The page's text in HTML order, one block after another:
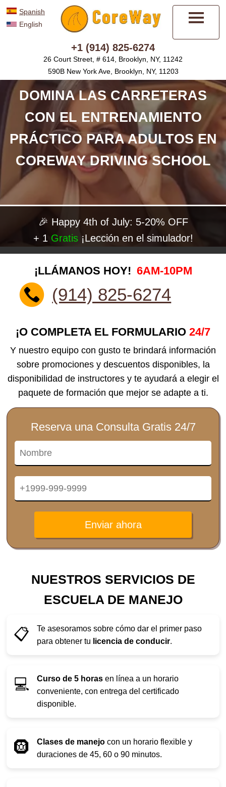
Spanish
English
+1 (914) 825-6274
26 Court Street, # 614, Brooklyn, NY, 11242
590B New York Ave, Brooklyn, NY, 11203
DOMINA LAS CARRETERAS
CON EL ENTRENAMIENTO
PRÁCTICO PARA ADULTOS EN
COREWAY DRIVING SCHOOL
🎉 Happy 4th of July: 5-20% OFF
+ 1 Gratis¡Lección en el simulador!
¡LLÁMANOS HOY! 6AM-10PM
(914) 825-6274
¡O COMPLETA EL FORMULARIO 24/7
Y nuestro equipo con gusto te brindará información
sobre promociones y descuentos disponibles, la
disponibilidad de instructores y te ayudará a elegir el
paquete de formación que mejor se adapte a ti.
Reserva una Consulta Gratis 24/7
Enviar ahora
NUESTROS SERVICIOS DE
ESCUELA DE MANEJO
📋
Te asesoramos sobre cómo dar el primer paso
para obtener tu licencia de conducir.
💻 Curso de 5 horas en línea a un horario
conveniente, con entrega del certificado
disponible.
🛞 Clases de manejo con un horario flexible y
duraciones de 45, 60 o 90 minutos.